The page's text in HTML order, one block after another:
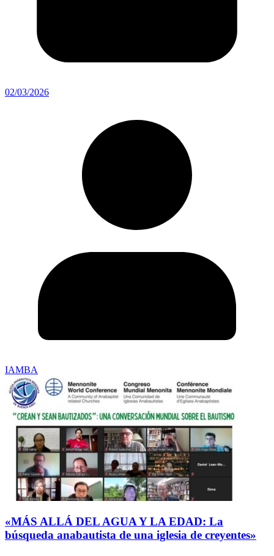
02/03/2026
IAMBA
«MÁS ALLÁ DEL AGUA Y LA EDAD: La
búsqueda anabautista de una iglesia de creyentes»